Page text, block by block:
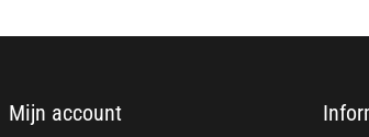
Mijn account